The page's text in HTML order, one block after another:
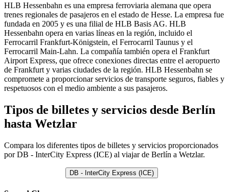
HLB Hessenbahn es una empresa ferroviaria alemana que opera
trenes regionales de pasajeros en el estado de Hesse. La empresa fue
fundada en 2005 y es una filial de HLB Basis AG. HLB
Hessenbahn opera en varias líneas en la región, incluido el
Ferrocarril Frankfurt-Königstein, el Ferrocarril Taunus y el
Ferrocarril Main-Lahn. La compañía también opera el Frankfurt
Airport Express, que ofrece conexiones directas entre el aeropuerto
de Frankfurt y varias ciudades de la región. HLB Hessenbahn se
compromete a proporcionar servicios de transporte seguros, fiables y
respetuosos con el medio ambiente a sus pasajeros.
Tipos de billetes y servicios desde Berlín
hasta Wetzlar
Compara los diferentes tipos de billetes y servicios proporcionados
por DB - InterCity Express (ICE) al viajar de Berlín a Wetzlar.
DB - InterCity Express (ICE)